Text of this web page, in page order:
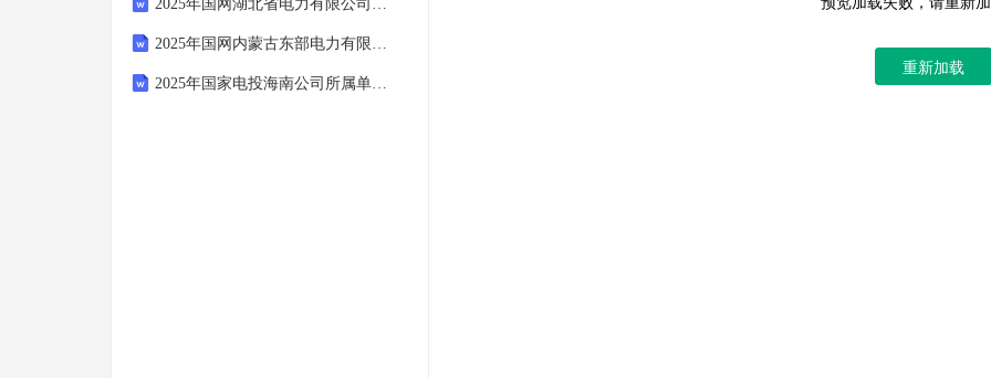
重新加载
2025年国网湖北省电力有限公司高校毕业生招聘439人(第二批)笔试历年参考题库附带答案详解
2025年国网内蒙古东部电力有限公司提前批校园招聘行程笔试历年参考题库附带答案详解
2025年国家电投海南公司所属单位社会招聘笔试历年参考题库附带答案详解